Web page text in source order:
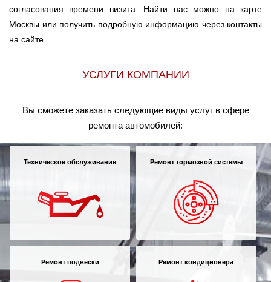
согласования времени визита. Найти нас можно на карте
Москвы или получить подробную информацию через контакты
на сайте.
УСЛУГИ КОМПАНИИ
Вы сможете заказать следующие виды услуг в сфере
ремонта автомобилей:
Техническое обслуживание Ремонт тормозной системы
Ремонт подвески Ремонт кондиционера